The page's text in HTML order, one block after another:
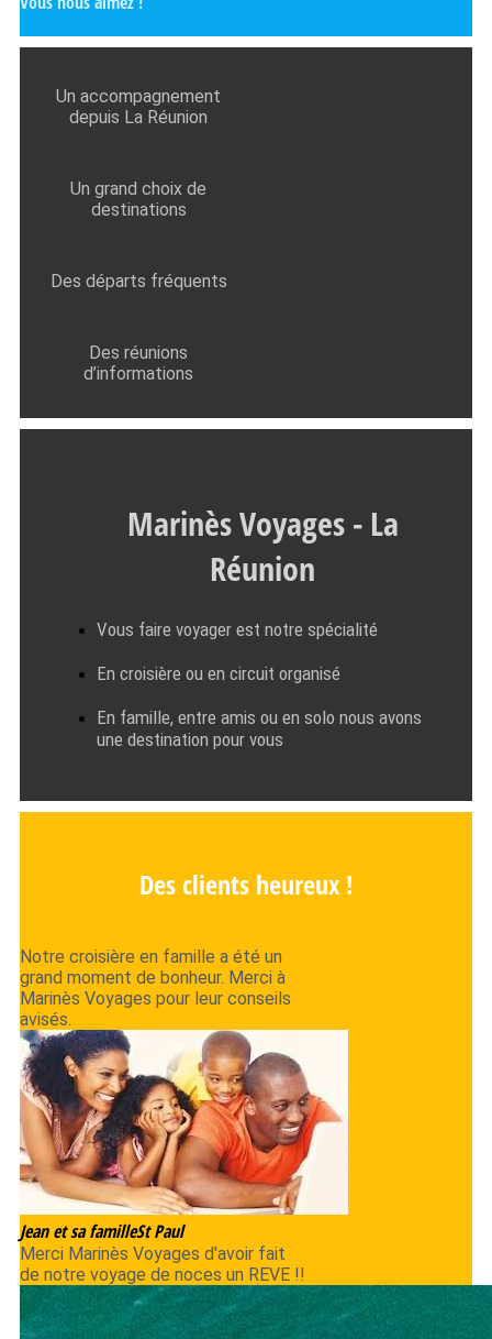
Un accompagnement
depuis La Réunion
Un grand choix de
destinations
Des départs fréquents
Des réunions
d’informations
Marinès Voyages - La
Réunion
Vous faire voyager est notre spécialité
En croisière ou en circuit organisé
En famille, entre amis ou en solo nous avons
une destination pour vous
Des clients heureux !
Notre croisière en famille a été un
grand moment de bonheur. Merci à
Marinès Voyages pour leur conseils
avisés.
Jean et sa familleSt Paul
Merci Marinès Voyages d'avoir fait
de notre voyage de noces un REVE !!